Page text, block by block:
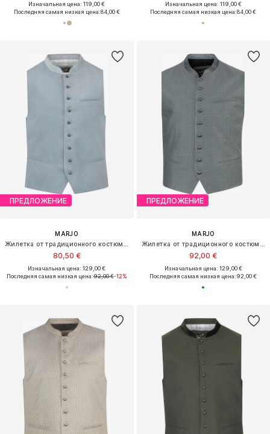
Изначальная цена: 119,00 €
Последняя самая низкая цена:84,00 €
Изначальная цена: 119,00 €
Последняя самая низкая цена:84,00 €
ПРЕДЛОЖЕНИЕ
MARJO
80,50 €
Изначальная цена: 129,00 €
Последняя самая низкая цена:92,00 €-12%
ПРЕДЛОЖЕНИЕ
MARJO
92,00 €
Изначальная цена: 129,00 €
Последняя самая низкая цена:92,00 €